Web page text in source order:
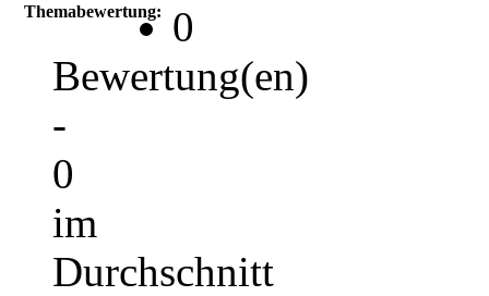
Themabewertung:
0
Bewertung(en)
-
0
im
Durchschnitt